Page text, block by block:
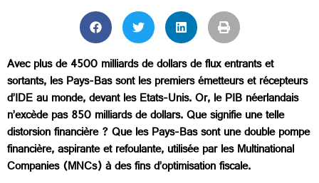
Avec plus de 4500 milliards de dollars de flux entrants et
sortants, les Pays-Bas sont les premiers émetteurs et récepteurs
d’IDE au monde, devant les Etats-Unis. Or, le PIB néerlandais
n’excède pas 850 milliards de dollars. Que signifie une telle
distorsion financière ? Que les Pays-Bas sont une double pompe
financière, aspirante et refoulante, utilisée par les Multinational
Companies (MNCs) à des fins d’optimisation fiscale.